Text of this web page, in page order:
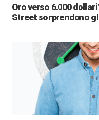
Oro verso 6.000
Street sorprendono